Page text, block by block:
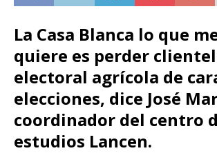
La Casa Blanca lo que
quiere es perder
electoral agrícola de
elecciones, dice José
coordinador del centro
estudios Lancen.